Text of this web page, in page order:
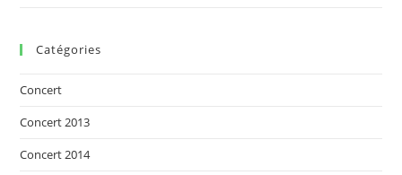
Catégories
Concert
Concert 2013
Concert 2014